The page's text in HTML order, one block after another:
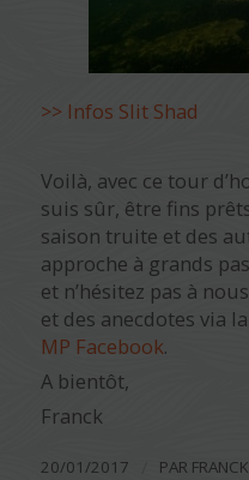
>> Infos Slit Shad
Voilà, avec ce tour
suis sûr, être fins
saison truite et des
approche à grands
et n’hésitez pas à
et des anecdotes via
MP Facebook.
A bientôt,
Franck
20/01/2017 PAR FRANCK